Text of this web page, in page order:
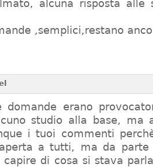
alcuna risposta alle
,semplici,restano
erano
studio alla base, ma
i tuoi commenti
a tutti, ma da parte
di cosa si stava